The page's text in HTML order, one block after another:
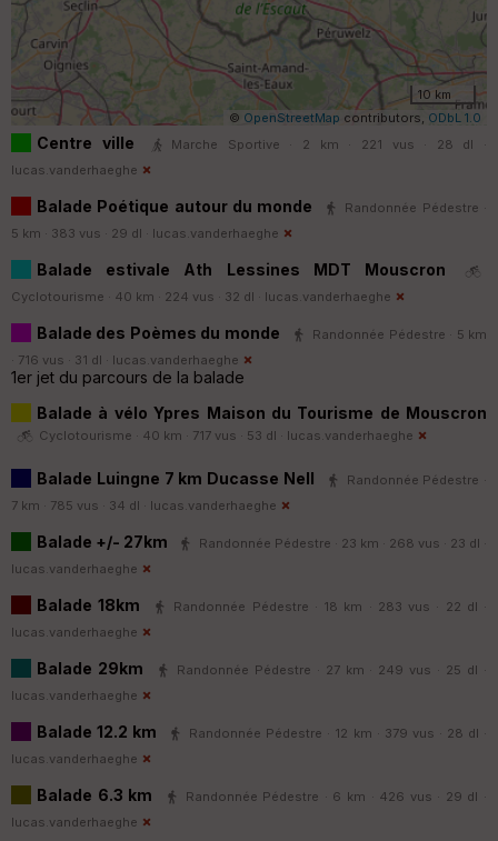
10 km
© OpenStreetMap contributors, ODbL 1.0
Centre ville
Marche Sportive · 2 km · 221 vus · 28 dl ·
lucas.vanderhaeghe
Balade Poétique autour du monde
Randonnée Pédestre ·
5 km · 383 vus · 29 dl · lucas.vanderhaeghe
Balade estivale Ath Lessines MDT Mouscron
Cyclotourisme · 40 km · 224 vus · 32 dl · lucas.vanderhaeghe
Balade des Poèmes du monde
Randonnée Pédestre · 5 km
· 716 vus · 31 dl · lucas.vanderhaeghe
1er jet du parcours de la balade
Balade à vélo Ypres Maison du Tourisme de Mouscron
Cyclotourisme · 40 km · 717 vus · 53 dl · lucas.vanderhaeghe
Balade Luingne 7 km Ducasse Nell
Randonnée Pédestre ·
7 km · 785 vus · 34 dl · lucas.vanderhaeghe
Balade +/- 27km
Randonnée Pédestre · 23 km · 268 vus · 23 dl ·
lucas.vanderhaeghe
Balade 18km
Randonnée Pédestre · 18 km · 283 vus · 22 dl ·
lucas.vanderhaeghe
Balade 29km
Randonnée Pédestre · 27 km · 249 vus · 25 dl ·
lucas.vanderhaeghe
Balade 12.2 km
Randonnée Pédestre · 12 km · 379 vus · 28 dl ·
lucas.vanderhaeghe
Balade 6.3 km
Randonnée Pédestre · 6 km · 426 vus · 29 dl ·
lucas.vanderhaeghe